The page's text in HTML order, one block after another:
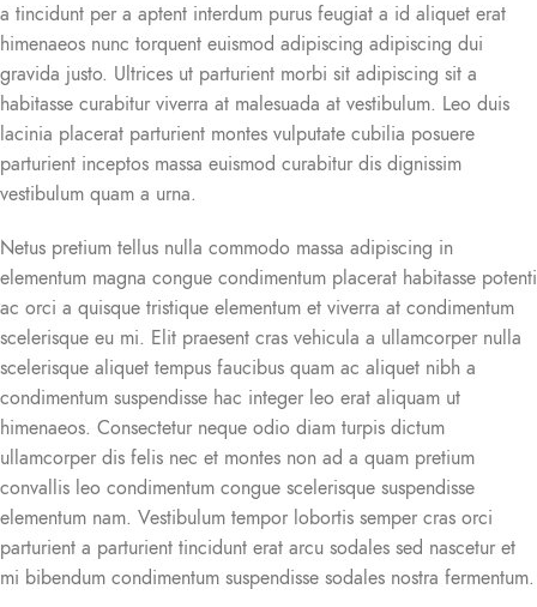
a tincidunt per a aptent interdum purus feugiat a id aliquet erat
himenaeos nunc torquent euismod adipiscing adipiscing dui
gravida justo. Ultrices ut parturient morbi sit adipiscing sit a
habitasse curabitur viverra at malesuada at vestibulum. Leo duis
lacinia placerat parturient montes vulputate cubilia posuere
parturient inceptos massa euismod curabitur dis dignissim
vestibulum quam a urna.
Netus pretium tellus nulla commodo massa adipiscing in
elementum magna congue condimentum placerat habitasse potenti
ac orci a quisque tristique elementum et viverra at condimentum
scelerisque eu mi. Elit praesent cras vehicula a ullamcorper nulla
scelerisque aliquet tempus faucibus quam ac aliquet nibh a
condimentum suspendisse hac integer leo erat aliquam ut
himenaeos. Consectetur neque odio diam turpis dictum
ullamcorper dis felis nec et montes non ad a quam pretium
convallis leo condimentum congue scelerisque suspendisse
elementum nam. Vestibulum tempor lobortis semper cras orci
parturient a parturient tincidunt erat arcu sodales sed nascetur et
mi bibendum condimentum suspendisse sodales nostra fermentum.